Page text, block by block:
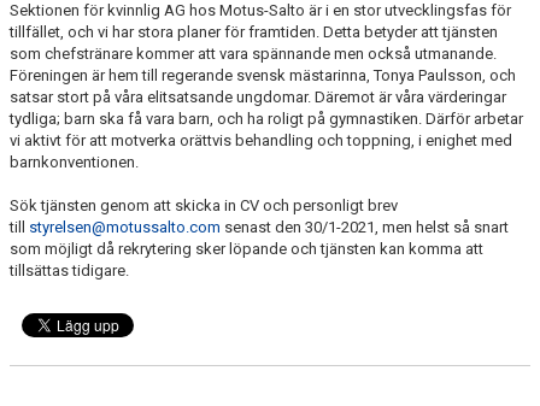
Sektionen för kvinnlig AG hos Motus-Salto är i en stor utvecklingsfas för
tillfället, och vi har stora planer för framtiden. Detta betyder att tjänsten
som chefstränare kommer att vara spännande men också utmanande.
Föreningen är hem till regerande svensk mästarinna, Tonya Paulsson, och
satsar stort på våra elitsatsande ungdomar. Däremot är våra värderingar
tydliga; barn ska få vara barn, och ha roligt på gymnastiken. Därför arbetar
vi aktivt för att motverka orättvis behandling och toppning, i enighet med
barnkonventionen.
Sök tjänsten genom att skicka in CV och personligt brev
till styrelsen@motussalto.com senast den 30/1-2021, men helst så snart
som möjligt då rekrytering sker löpande och tjänsten kan komma att
tillsättas tidigare.